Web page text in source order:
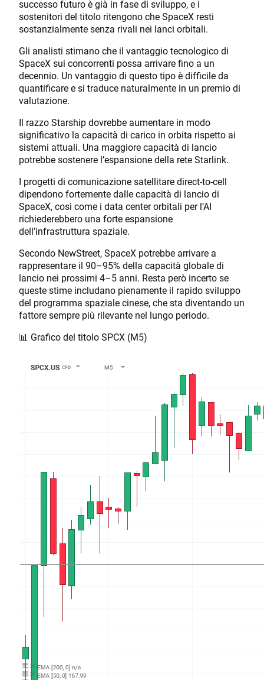
successo futuro è già in fase di sviluppo, e i
sostenitori del titolo ritengono che SpaceX resti
sostanzialmente senza rivali nei lanci orbitali.
Gli analisti stimano che il vantaggio tecnologico di
SpaceX sui concorrenti possa arrivare fino a un
decennio. Un vantaggio di questo tipo è difficile da
quantificare e si traduce naturalmente in un premio di
valutazione.
Il razzo Starship dovrebbe aumentare in modo
significativo la capacità di carico in orbita rispetto ai
sistemi attuali. Una maggiore capacità di lancio
potrebbe sostenere l’espansione della rete Starlink.
I progetti di comunicazione satellitare direct-to-cell
dipendono fortemente dalle capacità di lancio di
SpaceX, così come i data center orbitali per l’AI
richiederebbero una forte espansione
dell’infrastruttura spaziale.
Secondo NewStreet, SpaceX potrebbe arrivare a
rappresentare il 90–95% della capacità globale di
lancio nei prossimi 4–5 anni. Resta però incerto se
queste stime includano pienamente il rapido sviluppo
del programma spaziale cinese, che sta diventando un
fattore sempre più rilevante nel lungo periodo.
📊 Grafico del titolo SPCX (M5)